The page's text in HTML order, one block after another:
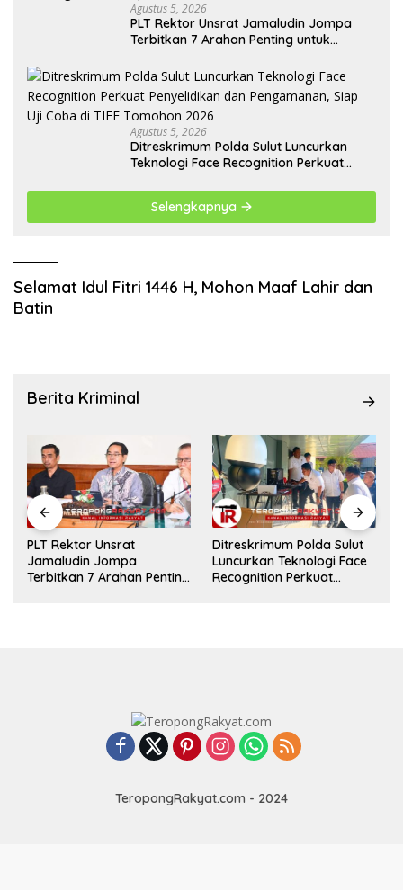
Agustus 5, 2026
​PLT Rektor Unsrat Jamaludin Jompa
Terbitkan 7 Arahan Penting untuk
Agustus 5, 2026
Ditreskrimum Polda Sulut Luncurkan
Teknologi Face Recognition Perkuat
Coba di TIFF Tomohon 2026
Selengkapnya
Selamat Idul Fitri 1446 H, Mohon Maaf Lahir dan
Batin
Berita Kriminal
​PLT Rektor Unsrat
Jamaludin Jompa
Terbitkan 7 Arahan Penting
Ditreskrimum Polda Sulut
Luncurkan Teknologi Face
Recognition Perkuat
TeropongRakyat.com - 2024